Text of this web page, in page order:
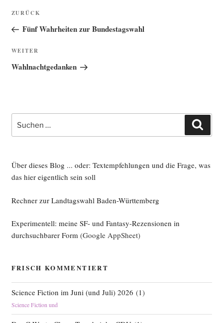
Beitragsnavigation
Vorheriger
Beitrag
ZURÜCK
Fünf Wahrheiten zur Bundestagswahl
Nächster
Beitrag
WEITER
Wahlnachtgedanken
nach:
Über dieses Blog ... oder: Textempfehlungen und die Frage, was
das hier eigentlich sein soll
Rechner zur Landtagswahl Baden-Württemberg
Experimentell: meine SF- und Fantasy-Rezensionen in
durchsuchbarer Form(Google AppSheet)
FRISCH KOMMENTIERT
Science Fiction im Juni (und Juli) 2026 (1)
Science Fiction und